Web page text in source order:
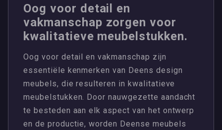
Oog voor detail en
vakmanschap zorgen voor
kwalitatieve meubelstukken.
Oog voor detail en vakmanschap zijn
essentiële kenmerken van Deens design
meubels, die resulteren in kwalitatieve
meubelstukken. Door nauwgezette aandacht
te besteden aan elk aspect van het ontwerp
en de productie, worden Deense meubels